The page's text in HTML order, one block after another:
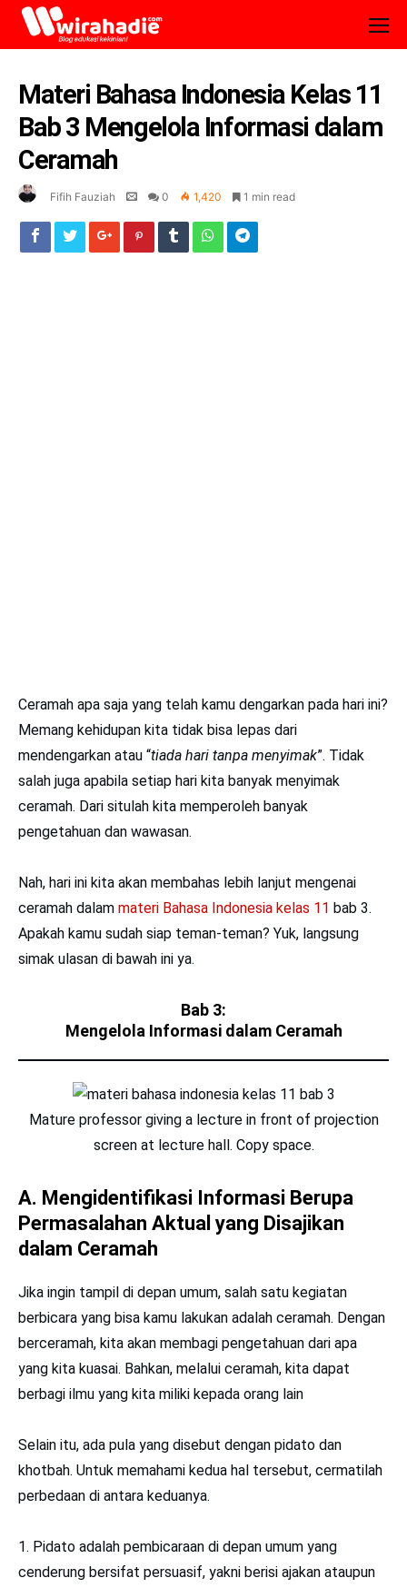
Materi Bahasa Indonesia Kelas 11
Bab 3 Mengelola Informasi dalam
Ceramah
Fifih Fauziah 0 1,420 1 min read
Ceramah apa saja yang telah kamu dengarkan pada hari ini?
Memang kehidupan kita tidak bisa lepas dari
mendengarkan atau “tiada hari tanpa menyimak”. Tidak
salah juga apabila setiap hari kita banyak menyimak
ceramah. Dari situlah kita memperoleh banyak
pengetahuan dan wawasan.
Nah, hari ini kita akan membahas lebih lanjut mengenai
ceramah dalam materi Bahasa Indonesia kelas 11 bab 3.
Apakah kamu sudah siap teman-teman? Yuk, langsung
simak ulasan di bawah ini ya.
Bab 3:
Mengelola Informasi dalam Ceramah
Mature professor giving a lecture in front of projection
screen at lecture hall. Copy space.
A. Mengidentifikasi Informasi Berupa
Permasalahan Aktual yang Disajikan
dalam Ceramah
Jika ingin tampil di depan umum, salah satu kegiatan
berbicara yang bisa kamu lakukan adalah ceramah. Dengan
berceramah, kita akan membagi pengetahuan dari apa
yang kita kuasai. Bahkan, melalui ceramah, kita dapat
berbagi ilmu yang kita miliki kepada orang lain
Selain itu, ada pula yang disebut dengan pidato dan
khotbah. Untuk memahami kedua hal tersebut, cermatilah
perbedaan di antara keduanya.
1. Pidato adalah pembicaraan di depan umum yang
cenderung bersifat persuasif, yakni berisi ajakan ataupun